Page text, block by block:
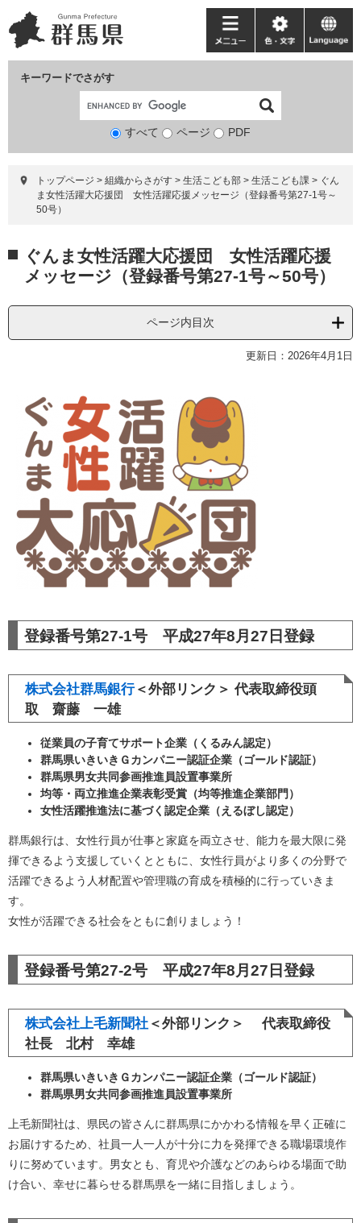
ー
ジ
ニ
ュ
て
キーワードでさがす
検
象
すべて ページ PDF
メ
ニ
ー
色・
文
language
トップページ > 組織からさがす > 生活こども部 > 生活こども課 > ぐん
ま女性活躍大応援団 女性活躍応援メッセージ（登録番号第27-1号～
50号）
文
ぐんま女性活躍大応援団 女性活躍応援
メッセージ（登録番号第27-1号～50号）
ページ内目次
更新日：2026年4月1日
登録番号第27-1号 平成27年8月27日登録
株式会社群馬銀行＜外部リンク＞ 代表取締役頭
取 齋藤 一雄
従業員の子育てサポート企業（くるみん認定）
群馬県いきいきＧカンパニー認証企業（ゴールド認証）
群馬県男女共同参画推進員設置事業所
均等・両立推進企業表彰受賞（均等推進企業部門）
女性活躍推進法に基づく認定企業（えるぼし認定）
群馬銀行は、女性行員が仕事と家庭を両立させ、能力を最大限に発
揮できるよう支援していくとともに、女性行員がより多くの分野で
活躍できるよう人材配置や管理職の育成を積極的に行っていきま
す。
女性が活躍できる社会をともに創りましょう！
登録番号第27-2号 平成27年8月27日登録
株式会社上毛新聞社 ＜外部リンク＞
代表取締役
社長 北村 幸雄
群馬県いきいきＧカンパニー認証企業（ゴールド認証）
群馬県男女共同参画推進員設置事業所
上毛新聞社は、県民の皆さんに群馬県にかかわる情報を早く正確に
お届けするため、社員一人一人が十分に力を発揮できる職場環境作
りに努めています。男女とも、育児や介護などのあらゆる場面で助
け合い、幸せに暮らせる群馬県を一緒に目指しましょう。